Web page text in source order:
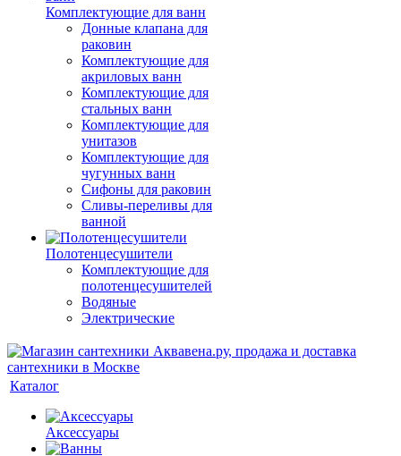
Комплектующие для ванн
Донные клапана для
раковин
Комплектующие для
акриловых ванн
Комплектующие для
стальных ванн
Комплектующие для
унитазов
Комплектующие для
чугунных ванн
Сифоны для раковин
Сливы-переливы для
ванной
Полотенцесушители
Комплектующие для
полотенцесушителей
Водяные
Электрические
Каталог
Аксессуары